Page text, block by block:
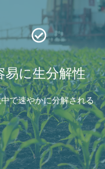
易に生分解性
で速やかに分解される
は環境中で安全に分解され、
以上が分解されるという結果
301B基準を上回っています。コ
ンスと性能を両立させる必要が
型の事業に最適な選択肢であり
い業界や環境に配慮が必要な作
で広く信頼されています。
試験証明書を表示